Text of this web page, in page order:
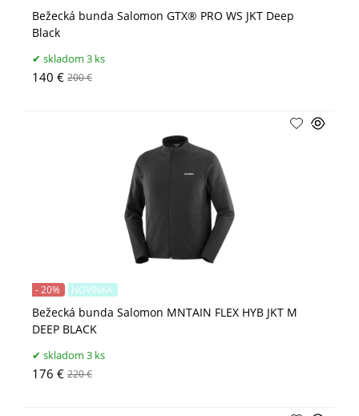
Bežecká bunda Salomon GTX® PRO WS JKT Deep
Black
skladom 3 ks
140 € 200 €
Bežecká bunda Salomon MNTAIN FLEX HYB JKT M
DEEP BLACK
- 20% NOVINKA
skladom 3 ks
176 € 220 €